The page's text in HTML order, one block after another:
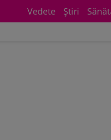
Vedete Știri